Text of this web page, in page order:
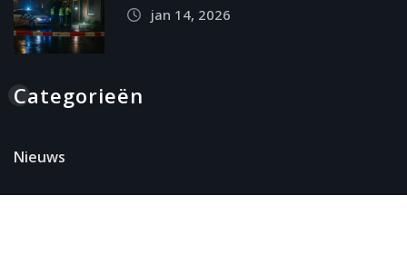
jan 14, 2026
Categorieën
Nieuws